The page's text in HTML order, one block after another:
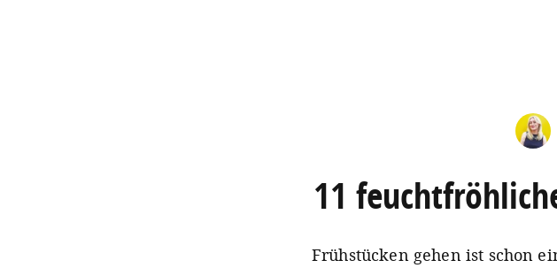
11
Frühstücken gehen ist schon